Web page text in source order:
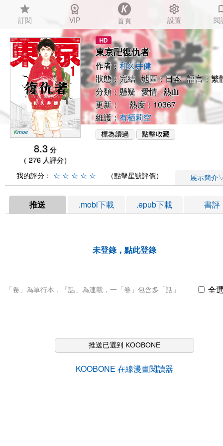
star
訂閱
workspace_premium
VIP 首頁
settings
設置 閱
8.3 分
（ 276 人評分）
東京卍復仇者
作者：和久井健
狀態：完結 地區：日本 語言：繁
分類：懸疑 愛情 熱血
更新： 熱度：10367
維護：有栖莉空
我的評分： ☆ ☆ ☆ ☆ ☆ （點擊星號評價） 展示簡介
推送 .mobi下載 .epub下載 書評
未登錄，點此登錄
「卷」為單行本，「話」為連載，一「卷」包含多「話」 全
推送已選到 KOOBONE
KOOBONE 在線漫畫閱讀器